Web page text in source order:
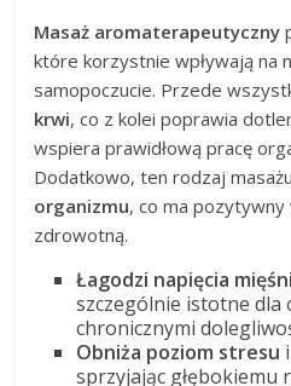
Masaż aromaterapeutyczny
które korzystnie wpływają na
samopoczucie. Przede
krwi, co z kolei poprawia
wspiera prawidłową pracę
Dodatkowo, ten rodzaj
organizmu, co ma pozytywny
zdrowotną.
Łagodzi napięcia
szczególnie istotne dla
chronicznymi
Obniża poziom stresu
sprzyjając głębokiemu